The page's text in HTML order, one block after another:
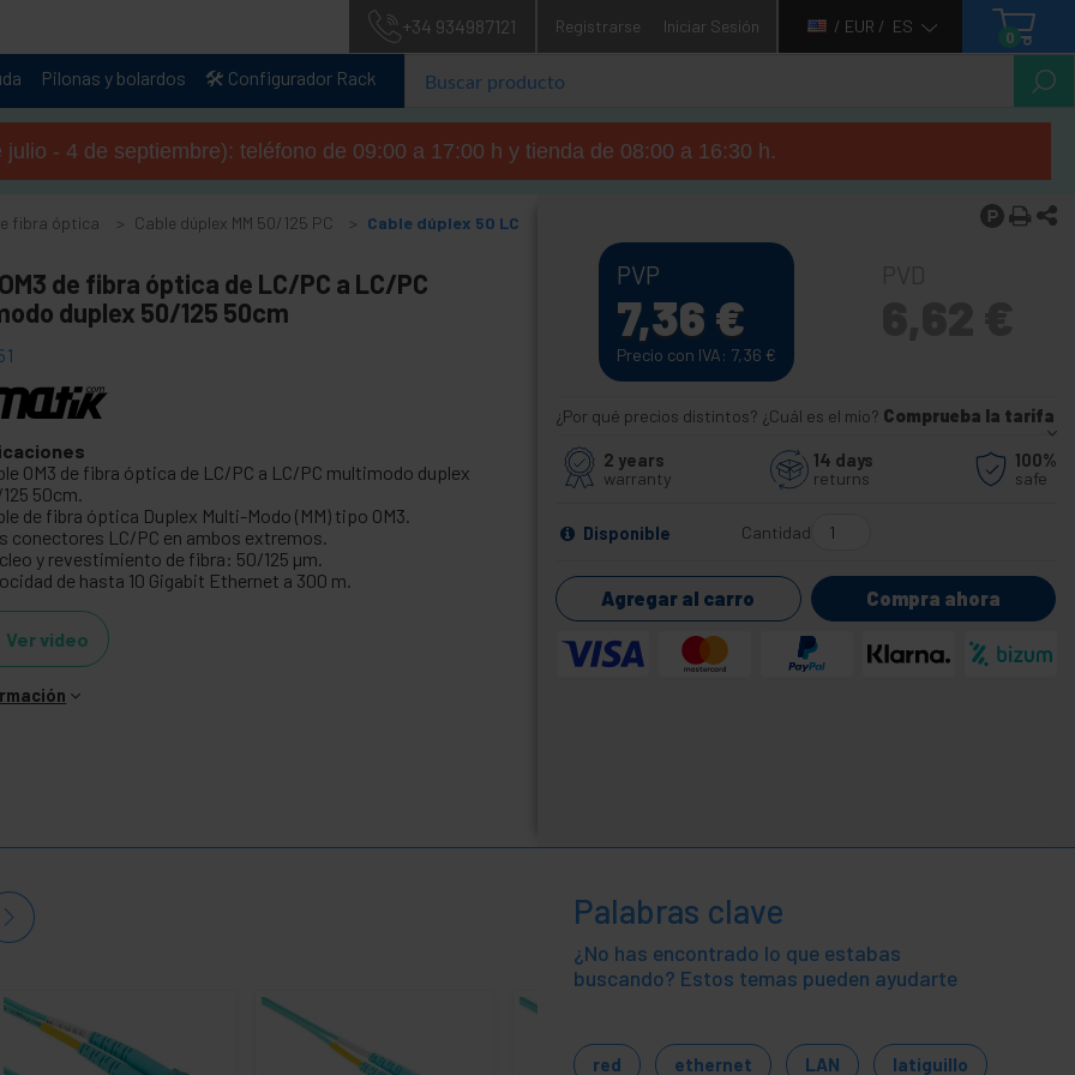
+34 934987121 Registrarse Iniciar Sesión / EUR / ES
0
Pilonas y bolardos 🛠️ Configurador Rack
- 4 de septiembre): teléfono de 09:00 a 17:00 h y tienda de 08:00 a 16:30 h.
fibra óptica Cable dúplex MM 50/125 PC
Cable dúplex 50 LC
de fibra óptica de LC/PC a LC/PC
duplex 50/125 50cm
OM3 de fibra óptica de LC/PC a LC/PC multimodo duplex
50cm.
de fibra óptica Duplex Multi-Modo (MM) tipo OM3.
conectores LC/PC en ambos extremos.
y revestimiento de fibra: 50/125 µm.
de hasta 10 Gigabit Ethernet a 300 m.
Ver video
PVP
7,36 €
Precio con IVA: 7,36 €
¿Por qué precios distintos? ¿Cuál es el mío? Comprueba la tarifa
2 years
warranty
14 days
returns
100%
safe
Disponible Cantidad
Agregar al carro Compra ahora
Palabras clave
¿No has encontrado lo que estabas
buscando? Estos temas pueden ayudarte
red ethernet LAN latiguillo